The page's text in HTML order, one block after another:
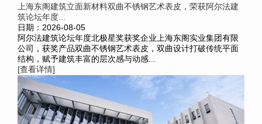
上海东阁建筑立面新材料双曲不锈钢艺术表皮，荣获阿尔法建
筑论坛年度...
日期：2026-08-05
阿尔法建筑论坛年度北极星奖获奖企业上海东阁实业集团有限
公司，获奖产品双曲不锈钢艺术表皮，双曲设计打破传统平面
结构，赋予建筑丰富的层次感与动感...
[查看详情]